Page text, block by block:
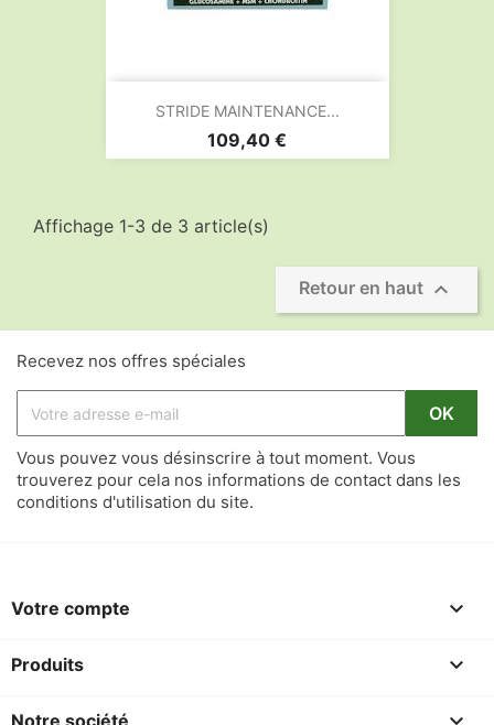
STRIDE MAINTENANCE...
Prix
109,40 €
Affichage 1-3 de 3 article(s)
Retour en haut 
Recevez nos offres spéciales
Vous pouvez vous désinscrire à tout moment. Vous
trouverez pour cela nos informations de contact dans les
conditions d'utilisation du site.
Votre compte 
Produits 
Notre société